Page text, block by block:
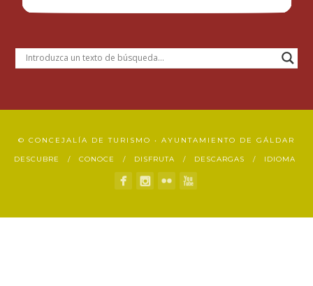
© CONCEJALÍA DE TURISMO • AYUNTAMIENTO DE GÁLDAR
DESCUBRE CONOCE DISFRUTA DESCARGAS IDIOMA